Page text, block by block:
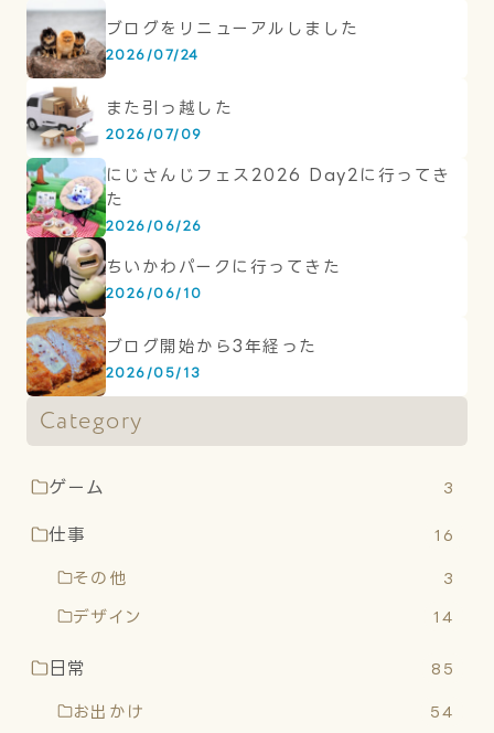
ブログをリニューアルしました
2026/07/24
また引っ越した
2026/07/09
にじさんじフェス2026 Day2に行ってき
た
2026/06/26
ちいかわパークに行ってきた
2026/06/10
ブログ開始から3年経った
2026/05/13
Category
ゲーム 3
仕事 16
その他 3
デザイン 14
日常 85
お出かけ 54